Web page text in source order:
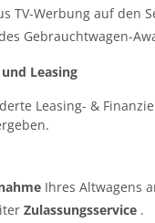
TV-Werbung auf den
Gebrauchtwagen-
Leasing
Leasing- &
Ihres Altwagens
Zulassungsservice .